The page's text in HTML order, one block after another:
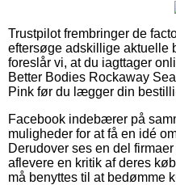
Trustpilot frembringer de
eftersøge adskillige aktuelle
foreslår vi, at du iagttager
Better Bodies Rockaway
Pink før du lægger din
Facebook indebærer på
muligheder for at få en idé
Derudover ses en del
aflevere en kritik af deres
må benyttes til at bedømme